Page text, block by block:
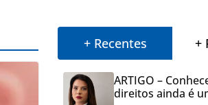
+ Recentes +
ARTIGO –
direitos ainda é